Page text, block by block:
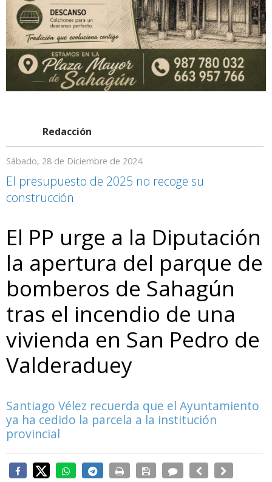
Redacción
Sábado, 28 de Diciembre de 2024
El presupuesto de 2025 no recoge su
construcción
El PP urge a la Diputación
la apertura del parque de
bomberos de Sahagún
tras el incendio de una
vivienda en San Pedro de
Valderaduey
Santiago Vélez recuerda que el Ayuntamiento
ya ha cedido la parcela a la institución
provincial